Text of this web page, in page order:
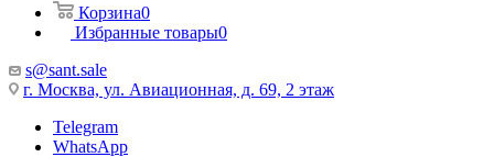
Корзина0
Избранные товары0
s@sant.sale
г. Москва, ул. Авиационная, д. 69, 2 этаж
Telegram
WhatsApp